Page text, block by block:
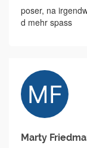
poser, na
d mehr spass
Marty